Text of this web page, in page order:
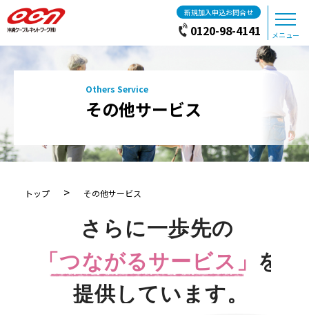
新規加入申込お問合せ
0120-98-4141 メニュー
その他サービス
トップ > その他サービス